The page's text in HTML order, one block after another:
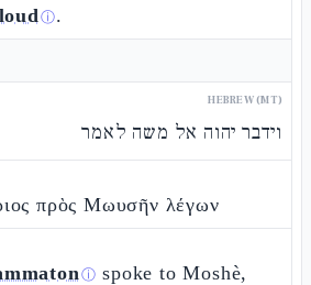
ⓘ.
HEBREW (MT)
וידבר יהוה אל משה לאמר
πρὸς Μωυσῆν λέγων
ⓘ spoke to Moshè,